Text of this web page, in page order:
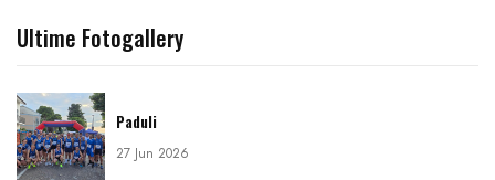
Ultime Fotogallery
Paduli
27 Jun 2026